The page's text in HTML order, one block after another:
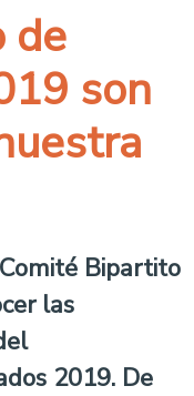
de
son
Bipartito
las
2019. De